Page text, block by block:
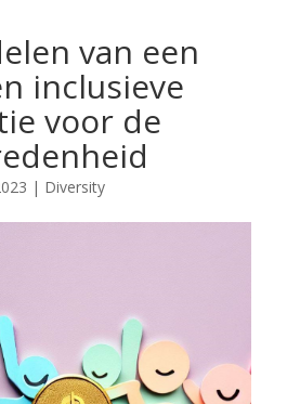
van een
inclusieve
voor de
| Diversity